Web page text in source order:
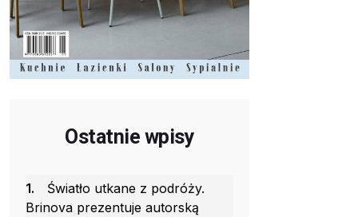
Ostatnie wpisy
1.
Światło utkane z podróży.
Brinova prezentuje autorską